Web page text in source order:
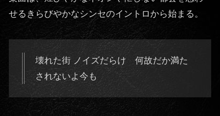
せるきらびやかなシンセのイントロから始まる。
壊れた街 ノイズだらけ 何故だか満た
されないよ今も